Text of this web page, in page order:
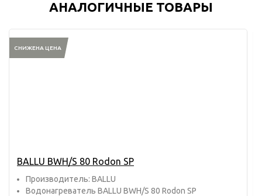
АНАЛОГИЧНЫЕ ТОВАРЫ
СНИЖЕНА ЦЕНА
BALLU BWH/S 80 Rodon SP
Прoизвoдитель: BALLU
Водонагреватель BALLU BWH/S 80 Rodon SP